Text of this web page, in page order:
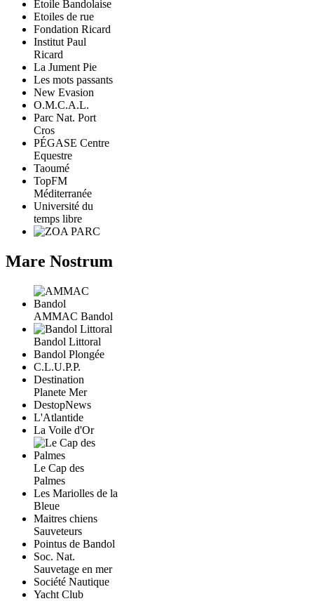
Étoile Bandolaise
Etoiles de rue
Fondation Ricard
Institut Paul
Ricard
La Jument Pie
Les mots passants
New Evasion
O.M.C.A.L.
Parc Nat. Port
Cros
PÉGASE Centre
Equestre
Taoumé
TopFM
Méditerranée
Université du
temps libre
Mare Nostrum
AMMAC Bandol
Bandol Littoral
Bandol Plongée
C.L.U.P.P.
Destination
Planete Mer
DestopNews
L'Atlantide
La Voile d'Or
Le Cap des
Palmes
Les Mariolles de la
Bleue
Maitres chiens
Sauveteurs
Pointus de Bandol
Soc. Nat.
Sauvetage en mer
Société Nautique
Yacht Club